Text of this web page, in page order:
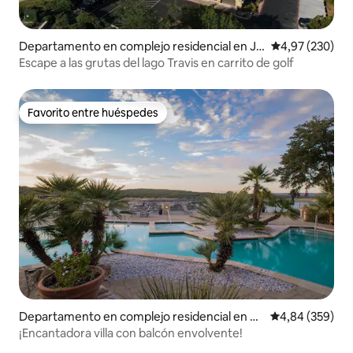
Departamento en complejo residencial en Jo
nestown
Calificación
4,97 (230)
Escape a las grutas del lago Travis en carrito de golf
Favorito entre huéspedes
Favorito entre huéspedes
Departamento en complejo residencial en La
go Vista
Calificación
4,84 (359)
¡Encantadora villa con balcón envolvente!